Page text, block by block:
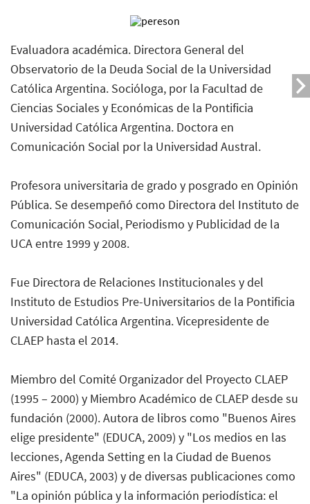
Evaluadora académica. Directora General del
Observatorio de la Deuda Social de la Universidad
Católica Argentina. Socióloga, por la Facultad de
Ciencias Sociales y Económicas de la Pontificia
Universidad Católica Argentina. Doctora en
Comunicación Social por la Universidad Austral.
Profesora universitaria de grado y posgrado en Opinión
Pública. Se desempeñó como Directora del Instituto de
Comunicación Social, Periodismo y Publicidad de la
UCA entre 1999 y 2008.
Fue Directora de Relaciones Institucionales y del
Instituto de Estudios Pre-Universitarios de la Pontificia
Universidad Católica Argentina. Vicepresidente de
CLAEP hasta el 2014.
Miembro del Comité Organizador del Proyecto CLAEP
(1995 – 2000) y Miembro Académico de CLAEP desde su
fundación (2000). Autora de libros como "Buenos Aires
elige presidente" (EDUCA, 2009) y "Los medios en las
lecciones, Agenda Setting en la Ciudad de Buenos
Aires" (EDUCA, 2003) y de diversas publicaciones como
"La opinión pública y la información periodística: el